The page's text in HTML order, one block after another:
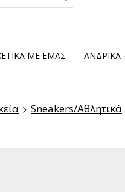
ΜΕ ΕΜΑΣ ΑΝΔΡΙΚΆ
Sneakers/Aθλητικά